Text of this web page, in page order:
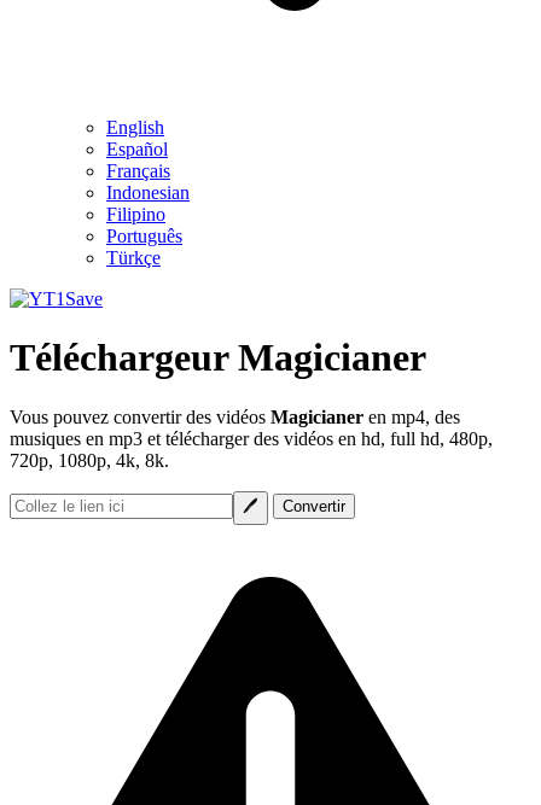
English
Español
Français
Indonesian
Filipino
Português
Türkçe
Téléchargeur Magicianer
Vous pouvez convertir des vidéos Magicianer en mp4, des
musiques en mp3 et télécharger des vidéos en hd, full hd, 480p,
720p, 1080p, 4k, 8k.